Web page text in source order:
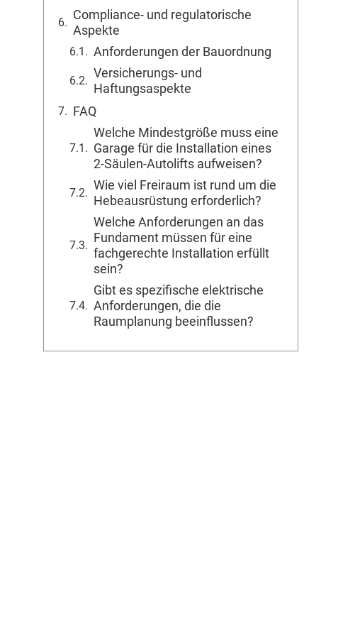
Compliance- und regulatorische
Aspekte
Anforderungen der Bauordnung
Versicherungs- und
Haftungsaspekte
FAQ
Welche Mindestgröße muss eine
Garage für die Installation eines
2-Säulen-Autolifts aufweisen?
Wie viel Freiraum ist rund um die
Hebeausrüstung erforderlich?
Welche Anforderungen an das
Fundament müssen für eine
fachgerechte Installation erfüllt
sein?
Gibt es spezifische elektrische
Anforderungen, die die
Raumplanung beeinflussen?